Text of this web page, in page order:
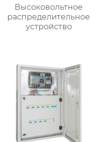
Высоковольтное
распределительное
устройство